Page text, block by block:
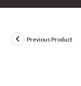
Previous Product